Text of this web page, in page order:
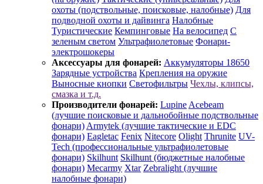
охоты (подствольные, поисковые, налобные) Для
подводной охоты и дайвинга Налобные
Туристические Кемпинговые На велосипед С
зеленым светом Ультрафиолетовые Фонари-
электрошокеры
Аксессуары для фонарей: Аккумуляторы 18650
Зарядные устройства Крепления на оружие
Выносные кнопки Светофильтры Чехлы, клипсы,
смазка и т.д.
Производители фонарей: Lupine Acebeam
(лучшие поисковые и дальнобойные подствольные
фонари) Armytek (лучшие тактические и EDC
фонари) Eagletac Fenix Nitecore Olight Thrunite UV-
Tech (профессиональные ультрафиолетовые
фонари) Skilhunt Skilhunt (бюджетные налобные
фонари) Mecarmy Xtar Zebralight (лучшие
налобные фонари)